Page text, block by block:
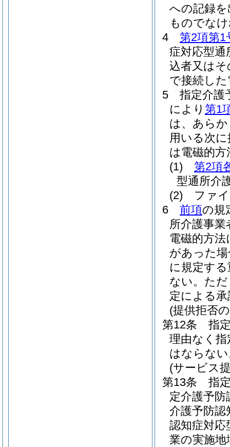
への記録
ものでな
4
第2項第1
症対応型通
込者又は
で接続し
5
指定介護
により 第1
は、あら
用いる次
は電磁的
(1)
第2項
型通所介
(2)
ファ
6
前項の規
所介護事
電磁的方
があった
に規定す
ない。 た
定による
(提供拒否
第12条
指
理由なく指
はならな
(サービス
第13条
指
定介護予防
介護予防認
認知症対応
業の実施地